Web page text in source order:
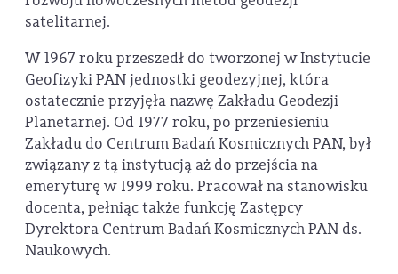
satelitarnej.
W 1967 roku przeszedł do tworzonej w Instytucie
Geofizyki PAN jednostki geodezyjnej, która
ostatecznie przyjęła nazwę Zakładu Geodezji
Planetarnej. Od 1977 roku, po przeniesieniu
Zakładu do Centrum Badań Kosmicznych PAN, był
związany z tą instytucją aż do przejścia na
emeryturę w 1999 roku. Pracował na stanowisku
docenta, pełniąc także funkcję Zastępcy
Dyrektora Centrum Badań Kosmicznych PAN ds.
Naukowych.